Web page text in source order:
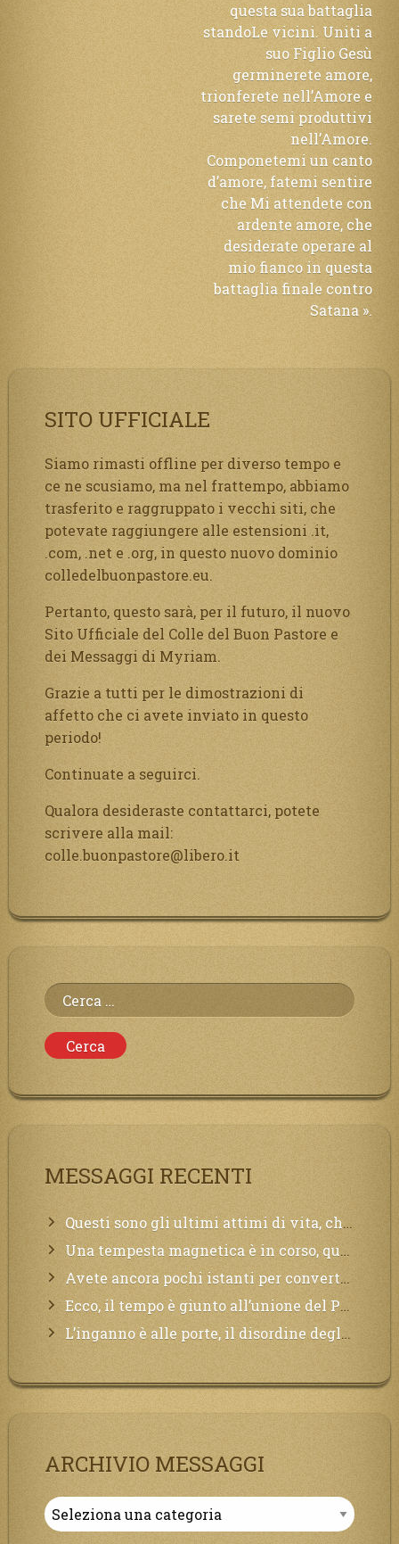
questa sua battaglia
standoLe vicini. Uniti a
suo Figlio Gesù
germinerete amore,
trionferete nell’Amore e
sarete semi produttivi
nell’Amore.
Componetemi un canto
d’amore, fatemi sentire
che Mi attendete con
ardente amore, che
desiderate operare al
mio fianco in questa
battaglia finale contro
Satana ».
SITO UFFICIALE
Siamo rimasti offline per diverso tempo e
ce ne scusiamo, ma nel frattempo, abbiamo
trasferito e raggruppato i vecchi siti, che
potevate raggiungere alle estensioni .it,
.com, .net e .org, in questo nuovo dominio
colledelbuonpastore.eu.
Pertanto, questo sarà, per il futuro, il nuovo
Sito Ufficiale del Colle del Buon Pastore e
dei Messaggi di Myriam.
Grazie a tutti per le dimostrazioni di
affetto che ci avete inviato in questo
periodo!
Continuate a seguirci.
Qualora desideraste contattarci, potete
scrivere alla mail:
colle.buonpastore@libero.it
Ricerca
per:
MESSAGGI RECENTI
Questi sono gli ultimi attimi di vita, chi si vuole salvare Mi chiami in suo aiuto.
Una tempesta magnetica è in corso, questa generazione patirà. Il black out non tarderà ad arrivare e tutta la Terra sarà oscurata.
Avete ancora pochi istanti per convertirvi, non perdete tempo, la sciagura arriverà all’improvviso e per chi non si sarà preparato saranno dolori.
Ecco, il tempo è giunto all’unione del Padre con il figlio, non avete che da attendere pochissimo.
L’inganno è alle porte, il disordine degli ordinati urlerà perdono, ma sarà troppo tardi, il tradimento è stato grande!
ARCHIVIO MESSAGGI
Archivio
Messaggi